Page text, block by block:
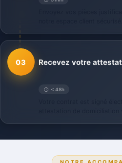
03
< 48h
Recevez votre